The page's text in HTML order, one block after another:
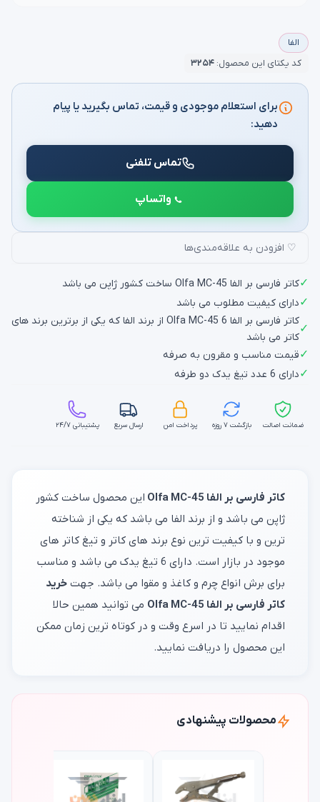
الفا
کد یکتای این محصول: ۳۲۵۴
برای استعلام موجودی و قیمت، تماس بگیرید یا پیام
دهید:
تماس تلفنی
واتساپ
♡ افزودن به علاقه‌مندی‌ها
✓کاتر فارسی بر الفا Olfa MC-45 ساخت کشور ژاپن می باشد
✓دارای کیفیت مطلوب می باشد
✓
کاتر فارسی بر الفا 6 Olfa MC-45 از برند الفا که یکی از برترین برند های
کاتر می باشد
✓قیمت مناسب و مقرون به صرفه
✓دارای 6 عدد تیغ یدک دو طرفه
ضمانت اصالت بازگشت ۷ روزه پرداخت امن ارسال سریع پشتیبانی ۲۴/۷
کاتر فارسی بر الفا Olfa MC-45
این محصول ساخت کشور
ژاپن می باشد و از برند الفا می باشد که یکی از شناخته
ترین و با کیفیت ترین نوع برند های کاتر و تیغ کاتر های
موجود در بازار است. دارای 6 تیغ یدک می باشد و مناسب
برای برش انواع چرم و کاغذ و مقوا می باشد. جهت خرید
کاتر فارسی بر الفا Olfa MC-45
می توانید همین حالا
اقدام نمایید تا در اسرع وقت و در کوتاه ترین زمان ممکن
این محصول را دریافت نمایید.
محصولات پیشنهادی